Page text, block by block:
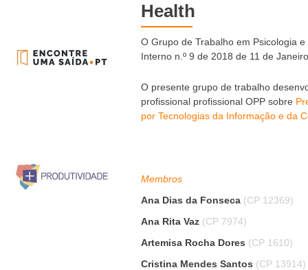
Health
O Grupo de Trabalho em Psicologia
Interno n.º 9 de 2018 de 11 de
O presente grupo de trabalho
profissional profissional OPP sobre
por Tecnologias da Informação e da
Membros
Ana Dias da Fonseca (CP 12369)
Ana Rita Vaz (CP 7974)
Artemisa Rocha Dores (CP 1610)
Cristina Mendes Santos (CP 13914)